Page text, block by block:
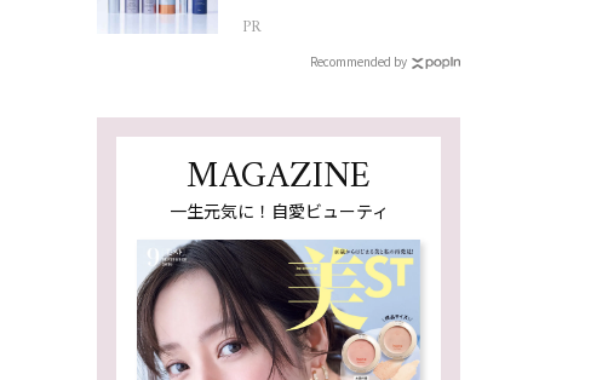
PR
Recommended by
MAGAZINE
一生元気に！自愛ビューティ